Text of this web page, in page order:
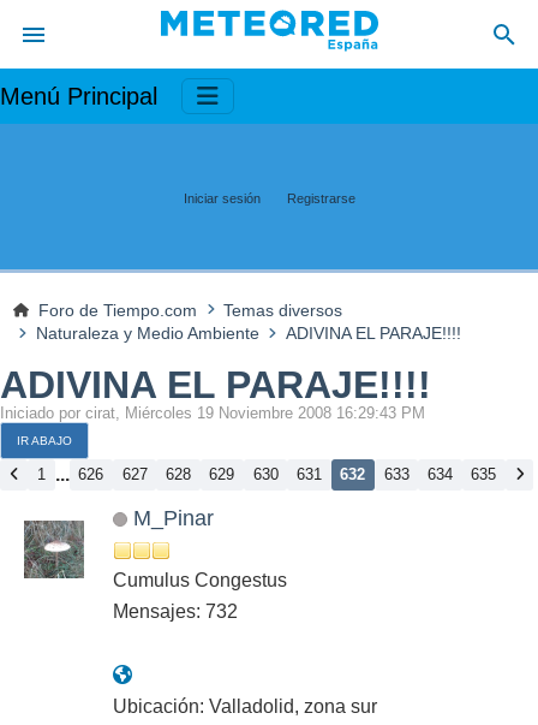
Menú Principal
Iniciar sesión Registrarse
Foro de Tiempo.com
Temas diversos
Naturaleza y Medio Ambiente
ADIVINA EL PARAJE!!!!
ADIVINA EL PARAJE!!!!
Iniciado por cirat, Miércoles 19 Noviembre 2008 16:29:43 PM
IR ABAJO
1 ... 626 627 628 629 630 631 632 633 634 635
M_Pinar
Cumulus Congestus
Mensajes: 732
Ubicación: Valladolid, zona sur